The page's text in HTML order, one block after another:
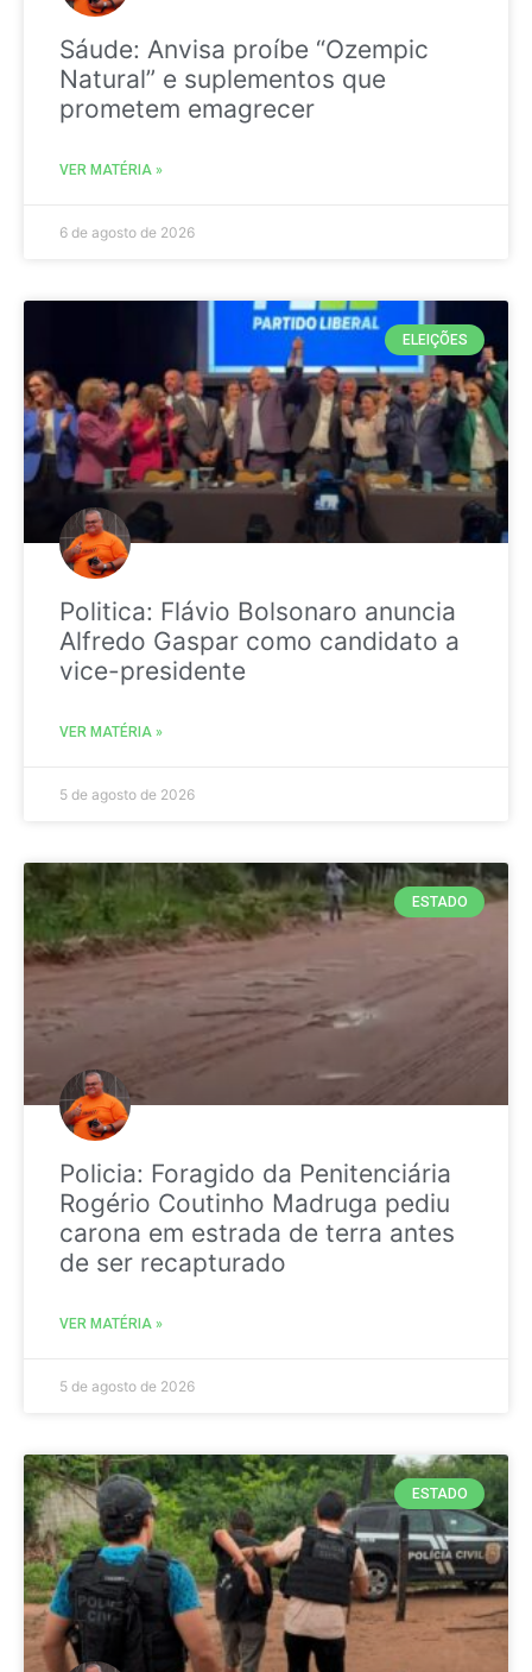
Sáude: Anvisa proíbe “Ozempic
Natural” e suplementos que
prometem emagrecer
VER MATÉRIA »
6 de agosto de 2026
ELEIÇÕES
Politica: Flávio Bolsonaro anuncia
Alfredo Gaspar como candidato a
vice-presidente
VER MATÉRIA »
5 de agosto de 2026
ESTADO
Policia: Foragido da Penitenciária
Rogério Coutinho Madruga pediu
carona em estrada de terra antes
de ser recapturado
VER MATÉRIA »
5 de agosto de 2026
ESTADO